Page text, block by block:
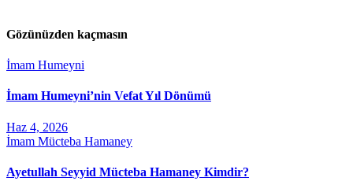
Gözünüzden kaçmasın
İmam Humeyni
İmam Humeyni’nin Vefat Yıl Dönümü
Haz 4, 2026
İmam Mücteba Hamaney
Ayetullah Seyyid Mücteba Hamaney Kimdir?